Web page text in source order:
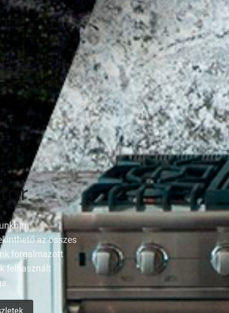
Munkáink
Tekintse meg az általunk
kivitelezett munkákat.